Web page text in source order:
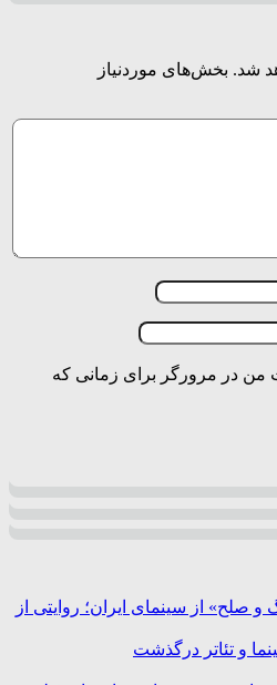
شد. بخش‌های موردنیاز
من در مرورگر برای زمانی که
صلح» از سینمای ایران؛ روایتی از
و تئاتر درگذشت